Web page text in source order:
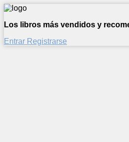
Los libros más vendidos y
Entrar Registrarse